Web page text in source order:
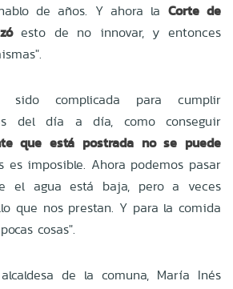
de años. Y ahora la Corte de
esto de no innovar, y entonces
complicada para cumplir
del día a día, como conseguir
que está postrada no se puede
es imposible. Ahora podemos pasar
el agua está baja, pero a veces
que nos prestan. Y para la comida
cosas".
de la comuna, María Inés